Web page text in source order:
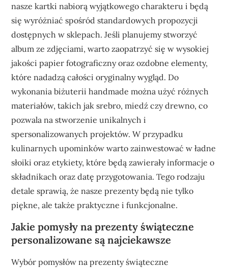
nasze kartki nabiorą wyjątkowego charakteru i będą
się wyróżniać spośród standardowych propozycji
dostępnych w sklepach. Jeśli planujemy stworzyć
album ze zdjęciami, warto zaopatrzyć się w wysokiej
jakości papier fotograficzny oraz ozdobne elementy,
które nadadzą całości oryginalny wygląd. Do
wykonania biżuterii handmade można użyć różnych
materiałów, takich jak srebro, miedź czy drewno, co
pozwala na stworzenie unikalnych i
spersonalizowanych projektów. W przypadku
kulinarnych upominków warto zainwestować w ładne
słoiki oraz etykiety, które będą zawierały informacje o
składnikach oraz datę przygotowania. Tego rodzaju
detale sprawią, że nasze prezenty będą nie tylko
piękne, ale także praktyczne i funkcjonalne.
Jakie pomysły na prezenty świąteczne
personalizowane są najciekawsze
Wybór pomysłów na prezenty świąteczne